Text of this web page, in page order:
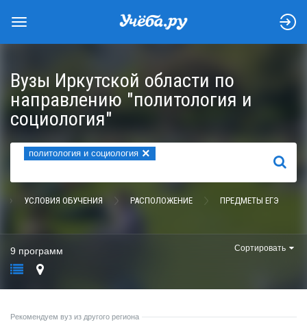
Вузы Иркутской области по
направлению "политология и
социология"
политология и социология ×
НАЙТИ
УСЛОВИЯ ОБУЧЕНИЯ РАСПОЛОЖЕНИЕ ПРЕДМЕТЫ ЕГЭ
9 программ Сортировать
Рекомендуем вуз из другого региона